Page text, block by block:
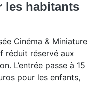
les habitants
Cinéma & Miniature
réduit réservé aux
L’entrée passe à 15
pour les enfants,